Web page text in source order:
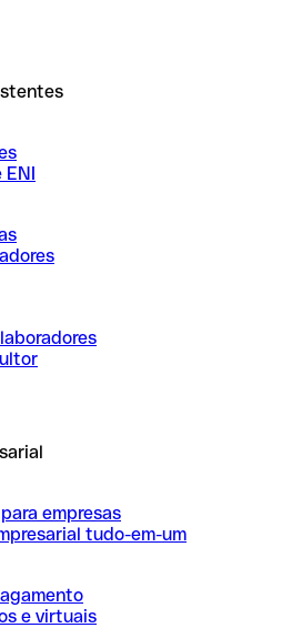
ENI
empresas
tudo-em-um
e virtuais